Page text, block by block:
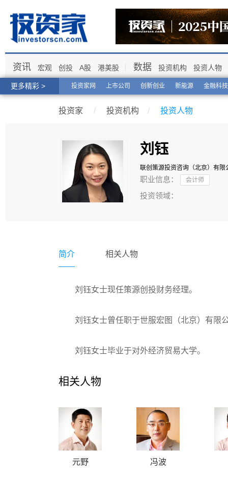
更多精彩 > 投资家网 上市公司 创新创业 新能源 金融科技
资讯 宏观 创投 A股 港美股 数据 投资机构 投资人物
投资家 / 投资机构 / 投资人物
刘钰
联创策源投资咨询（北京）有限
职业信息： 会计师
投资领域：
简介 相关人物
刘钰女士现任策源创投财务经理。
刘钰女士曾任职于世服宏图（北京）有限
刘钰女士毕业于对外经济贸易大学。
相关人物
元野 冯波